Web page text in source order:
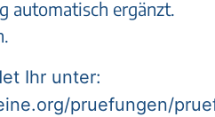
automatisch ergänzt.
Ihr unter:
pruefungen/